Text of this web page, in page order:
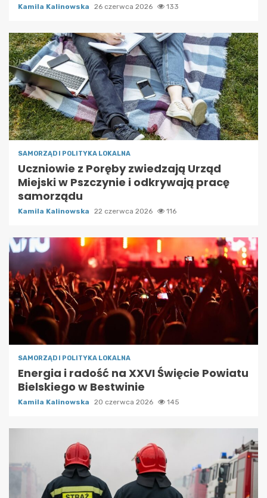
Kamila Kalinowska 26 czerwca 2026 133
SAMORZĄD I POLITYKA LOKALNA
Uczniowie z Poręby zwiedzają Urząd
Miejski w Pszczynie i odkrywają pracę
samorządu
Kamila Kalinowska 22 czerwca 2026 116
SAMORZĄD I POLITYKA LOKALNA
Energia i radość na XXVI Święcie Powiatu
Bielskiego w Bestwinie
Kamila Kalinowska 20 czerwca 2026 145